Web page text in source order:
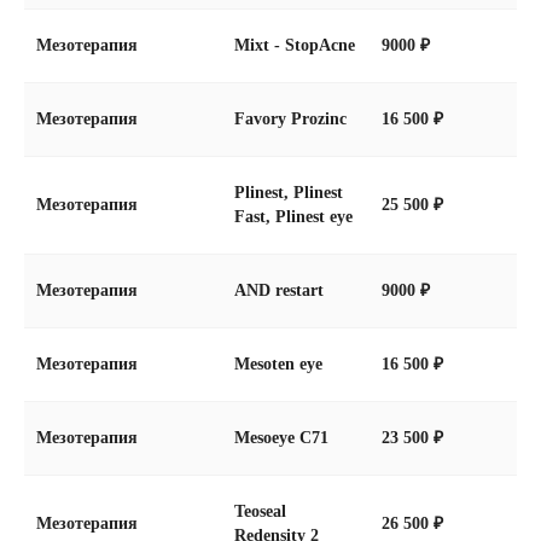
Мезотерапия Mixt - StopAcne 9000 ₽
Мезотерапия Favory Prozinc 16 500 ₽
Мезотерапия
Plinest, Plinest
Fast, Plinest eye
25 500 ₽
Мезотерапия AND restart 9000 ₽
Мезотерапия Mesoten eye 16 500 ₽
Мезотерапия Mesoeye C71 23 500 ₽
Мезотерапия
Teoseal
Redensity 2
26 500 ₽
в соответствии с потребностями кожи
или волос.
но перед процедурой ваша кожа
Безболезненно
Быстро